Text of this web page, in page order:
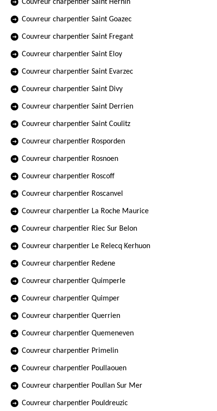
Couvreur charpentier Saint Hernin
Couvreur charpentier Saint Goazec
Couvreur charpentier Saint Fregant
Couvreur charpentier Saint Eloy
Couvreur charpentier Saint Evarzec
Couvreur charpentier Saint Divy
Couvreur charpentier Saint Derrien
Couvreur charpentier Saint Coulitz
Couvreur charpentier Rosporden
Couvreur charpentier Rosnoen
Couvreur charpentier Roscoff
Couvreur charpentier Roscanvel
Couvreur charpentier La Roche Maurice
Couvreur charpentier Riec Sur Belon
Couvreur charpentier Le Relecq Kerhuon
Couvreur charpentier Redene
Couvreur charpentier Quimperle
Couvreur charpentier Quimper
Couvreur charpentier Querrien
Couvreur charpentier Quemeneven
Couvreur charpentier Primelin
Couvreur charpentier Poullaouen
Couvreur charpentier Poullan Sur Mer
Couvreur charpentier Pouldreuzic